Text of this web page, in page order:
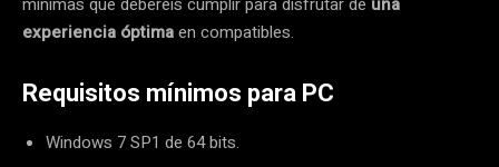
experiencia óptimaen compatibles.
Requisitos mínimos para PC
Windows 7 SP1 de 64 bits.